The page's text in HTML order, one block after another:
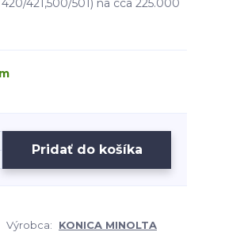
421,500/501) na cca 225.000
Pridať do košíka
Výrobca: KONICA MINOLTA